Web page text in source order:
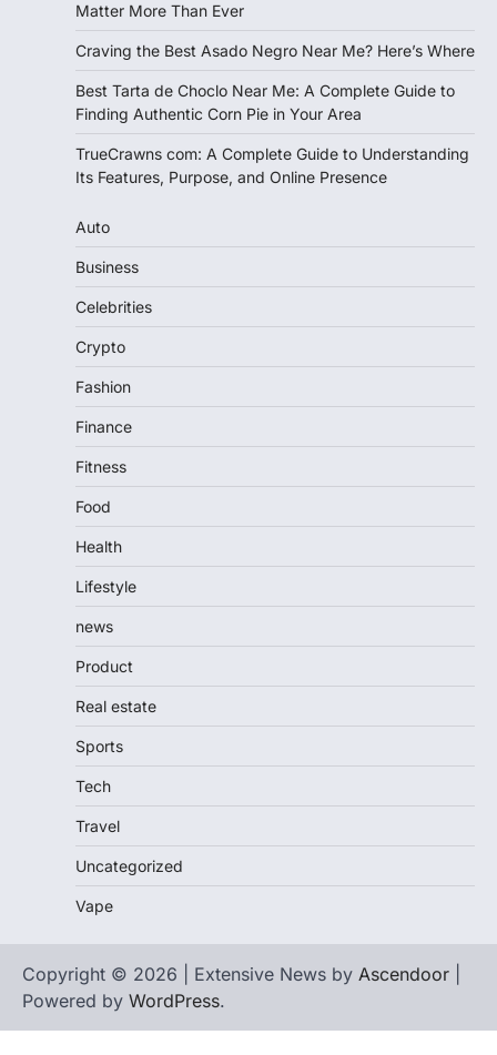
Matter More Than Ever
Craving the Best Asado Negro Near Me? Here’s Where
Best Tarta de Choclo Near Me: A Complete Guide to
Finding Authentic Corn Pie in Your Area
TrueCrawns com: A Complete Guide to Understanding
Its Features, Purpose, and Online Presence
Auto
Business
Celebrities
Crypto
Fashion
Finance
Fitness
Food
Health
Lifestyle
news
Product
Real estate
Sports
Tech
Travel
Uncategorized
Vape
Copyright © 2026 | Extensive News by Ascendoor
Powered by WordPress.